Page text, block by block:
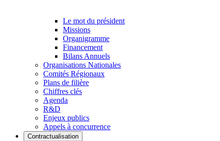
Le mot du président
Missions
Organigramme
Financement
Bilans Annuels
Organisations Nationales
Comités Régionaux
Plans de filière
Chiffres clés
Agenda
R&D
Enjeux publics
Appels à concurrence
Contractualisation